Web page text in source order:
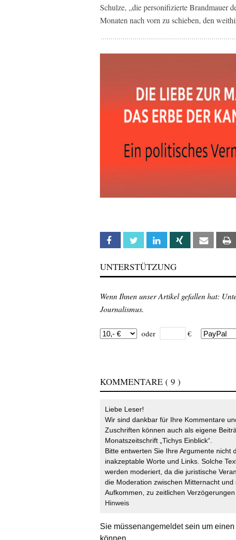
Schulze, „die personifizierte Brandmauer
Monaten nach vorn zu schieben, den
Facebook Twitter Linkedin Xing Email
UNTERSTÜTZUNG
Wenn Ihnen unser Artikel gefallen hat:
Journalismus.
oder €
KOMMENTARE ( 9 )
Liebe Leser!
Wir sind dankbar für Ihre Kommentare
Zuschriften können auch als eigene
Monatszeitschrift „Tichys Einblick“.
Bitte entwerten Sie Ihre Argumente nicht
inakzeptable Worte und Links. Solche
werden moderiert, da die juristische
die Moderation zwischen Mitternacht
Aufkommen, zu zeitlichen
Hinweis
Sie müssenangemeldetsein um einen